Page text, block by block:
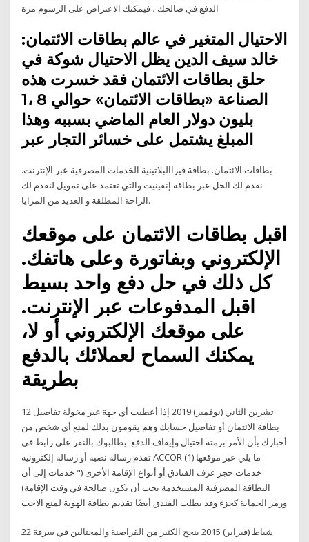
الدفع في صالحك ، فيمكنك الاعتراض على الرسوم مرة
الاحتيال المتغير في عالم بطاقات الائتمان:
خالد سيف الدين يظل الاحتيال شوكة في
حلق بطاقات الائتمان فقد خسرت هذه
الصناعة «بطاقات الائتمان» حوالي 8 ،1
بليون دولار العام الماضي بسببه وهذا
المبلغ يشتمل على خسائر التجار عبر
بطاقات الائتمان. بطاقة فيزاالبلاتينية الخدمات المصرفية عبر الإنترنت.
نقدم لك الحل عبر بطاقة إنفينيت والتي تعتمد على تمويل لنقدم لك
الراحة المطلقة و العديد من المزايا.
اقبل بطاقات الائتمان على موقعك
الإلكتروني وبفاتورة وعلى هاتفك.
كل ذلك في حل دفع واحد بسيط
اقبل المدفوعات عبر الإنترنت.
على موقعك الإلكتروني أو لا،
يمكنك السماح لعملائك بالدفع
بطريقة
12 تشرين الثاني (نوفمبر) 2019 إذا أعطيت أي جهة غير مخولة تفاصيل
بطاقة الائتمان أو تفاصيل حسابك وهم يقومون بذلك لمنع أي شخص من
أخبارك بأن الأمر برمته احتيال وإيقاف الدفع. يطالبوك بالنقر على رابط في
رسالة نصية أو رسالة إلكترونية ‎تقدم ACCOR ما يلي عبر موقعها (1)
خدمات حجز غرف الفنادق أو أنواع الإقامة الأخرى (" خدمات إلى أن
البطاقة المصرفية المستخدمة يجب أن تكون صالحة في وقت الإقامة)
ورمز الحماية كجزء وقد يطلب الفندق أيضًا تقديم بطاقة الهوية لمنع الاحت
22 شباط (فبراير) 2015 ينجح الكثير من القراصنة والمحتالين في سرقة